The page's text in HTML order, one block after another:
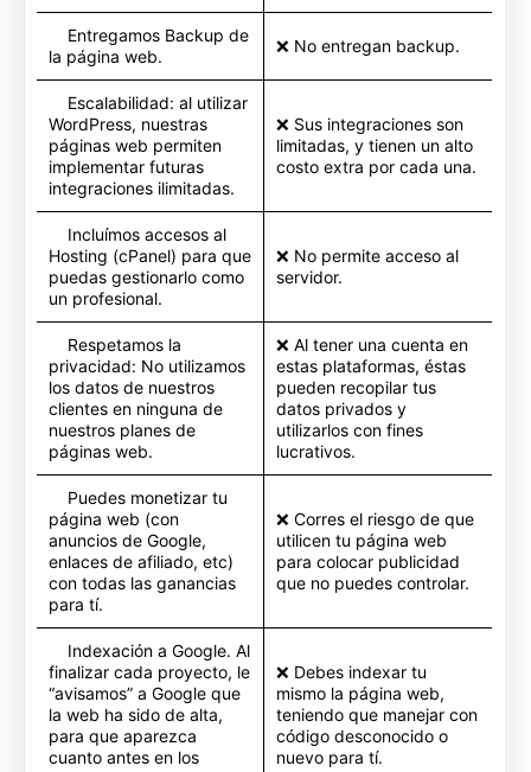
Entregamos Backup de
la página web.
❌ No entregan backup.
Escalabilidad: al utilizar
WordPress, nuestras
páginas web permiten
implementar futuras
integraciones ilimitadas.
❌ Sus integraciones son
limitadas, y tienen un alto
costo extra por cada una.
Incluímos accesos al
Hosting (cPanel) para que
puedas gestionarlo como
un profesional.
❌ No permite acceso al
servidor.
Respetamos la
privacidad: No utilizamos
los datos de nuestros
clientes en ninguna de
nuestros planes de
páginas web.
❌ Al tener una cuenta en
estas plataformas, éstas
pueden recopilar tus
datos privados y
utilizarlos con fines
lucrativos.
Puedes monetizar tu
página web (con
anuncios de Google,
enlaces de afiliado, etc)
con todas las ganancias
para tí.
❌ Corres el riesgo de que
utilicen tu página web
para colocar publicidad
que no puedes controlar.
Indexación a Google. Al
finalizar cada proyecto, le
“avisamos” a Google que
la web ha sido de alta,
para que aparezca
cuanto antes en los
❌ Debes indexar tu
mismo la página web,
teniendo que manejar con
código desconocido o
nuevo para tí.